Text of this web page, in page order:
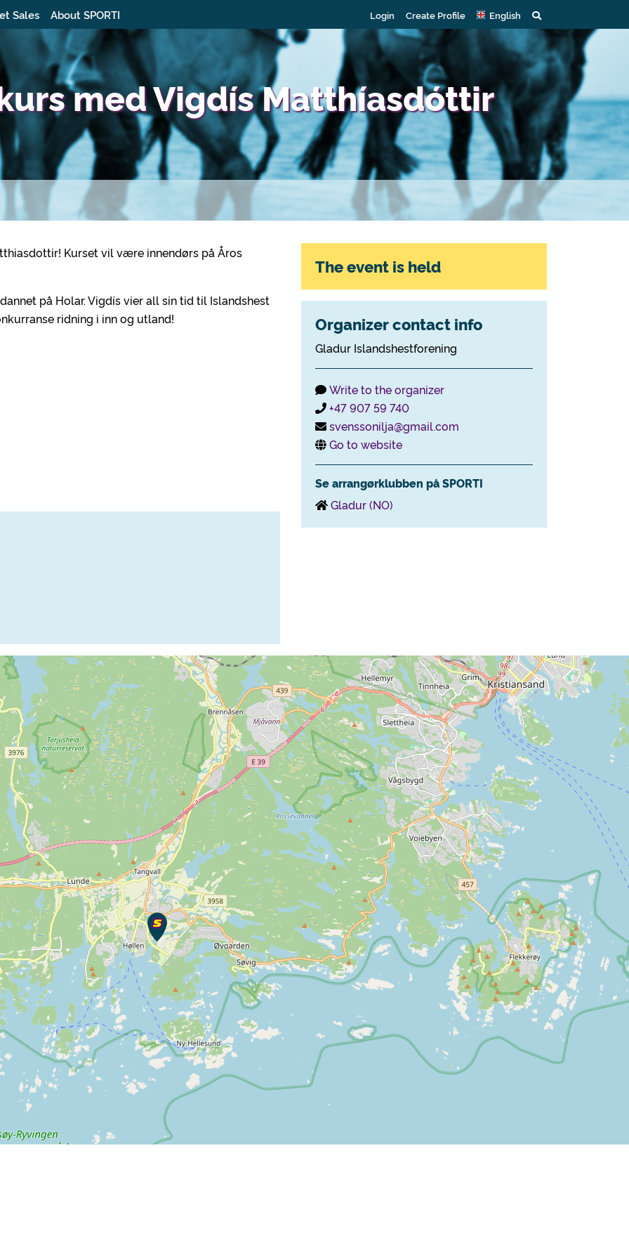
Sales About SPORTI Login Create Profile English
med Vigdís Matthíasdóttir
Kurset vil være innendørs på Åros
på Holar. Vigdís vier all sin tid til Islandshest
ridning i inn og utland!
The event is held
Organizer contact info
Gladur Islandshestforening
Write to the organizer
+47 907 59 740
svenssonilja@gmail.com
Go to website
Se arrangørklubben på SPORTI
Gladur (NO)